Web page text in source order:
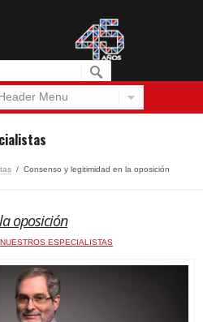
Menu
/ Consenso y legitimidad en la oposición
oposición
ESPECIALISTAS